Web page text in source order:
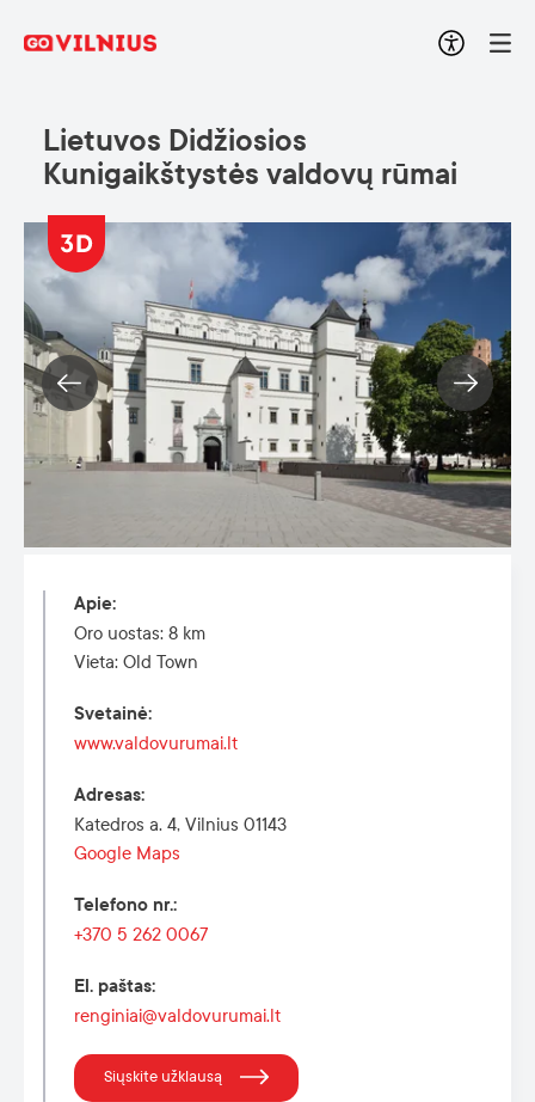
Lietuvos Didžiosios
Kunigaikštystės valdovų rūmai
Apie:
Oro uostas: 8 km
Vieta: Old Town
Svetainė:
www.valdovurumai.lt
Adresas:
Katedros a. 4, Vilnius 01143
Google Maps
Telefono nr.:
+370 5 262 0067
El. paštas:
renginiai@valdovurumai.lt
Siųskite užklausą